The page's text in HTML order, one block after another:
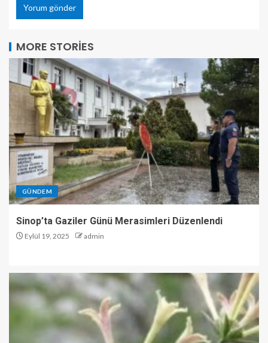
MORE STORIES
GÜNDEM
Sinop’ta Gaziler Günü Merasimleri Düzenlendi
Eylül 19, 2025 admin